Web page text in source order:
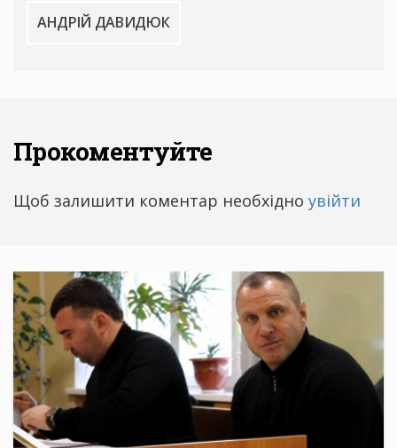
АНДРІЙ ДАВИДЮК
Прокоментуйте
Щоб залишити коментар необхідно увійти